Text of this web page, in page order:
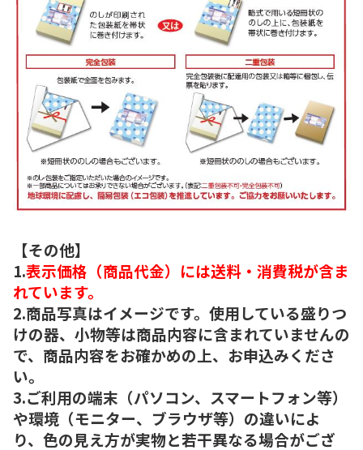
【その他】
1.表示価格（商品代金）には送料・消費税が含ま
れています。
2.商品写真はイメージです。使用している盛りつ
けの器、小物等は商品内容に含まれていませんの
で、商品内容をお確かめの上、お申込みくださ
い。
3.ご利用の端末（パソコン、スマートフォン等）
や環境（モニター、ブラウザ等）の違いによ
り、色の見え方が実物と若干異なる場合がござ